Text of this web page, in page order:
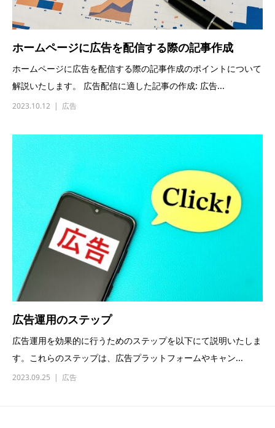
ホームページに広告を配信する際の記事作成
ホームページに広告を配信する際の記事作成のポイントについて
解説いたします。 広告配信に適した記事の作成: 広告...
2023.10.12 広告
広告運用のステップ
広告運用を効果的に行うためのステップを以下にて説明いたしま
す。これらのステップは、広告プラットフォームやキャン...
2023.09.25 広告